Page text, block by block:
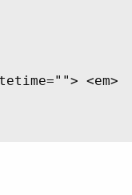
<em>